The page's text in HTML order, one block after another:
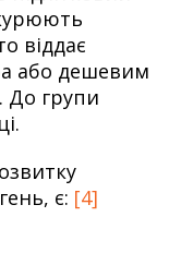
віддає
або дешевим
До групи
є: [4]